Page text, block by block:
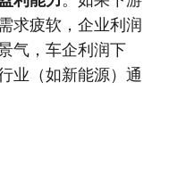
求疲软，企业利润
气，车企利润下
（如新能源）通